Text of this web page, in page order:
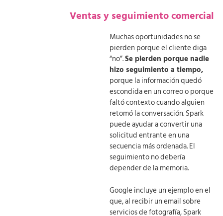
Ventas y seguimiento comercial
Muchas oportunidades no se
pierden porque el cliente diga
“no”.Se pierden porque nadie
hizo seguimiento a tiempo,
porque la información quedó
escondida en un correo o porque
faltó contexto cuando alguien
retomó la conversación. Spark
puede ayudar a convertir una
solicitud entrante en una
secuencia más ordenada. El
seguimiento no debería
depender de la memoria.
Google incluye un ejemplo en el
que, al recibir un email sobre
servicios de fotografía, Spark